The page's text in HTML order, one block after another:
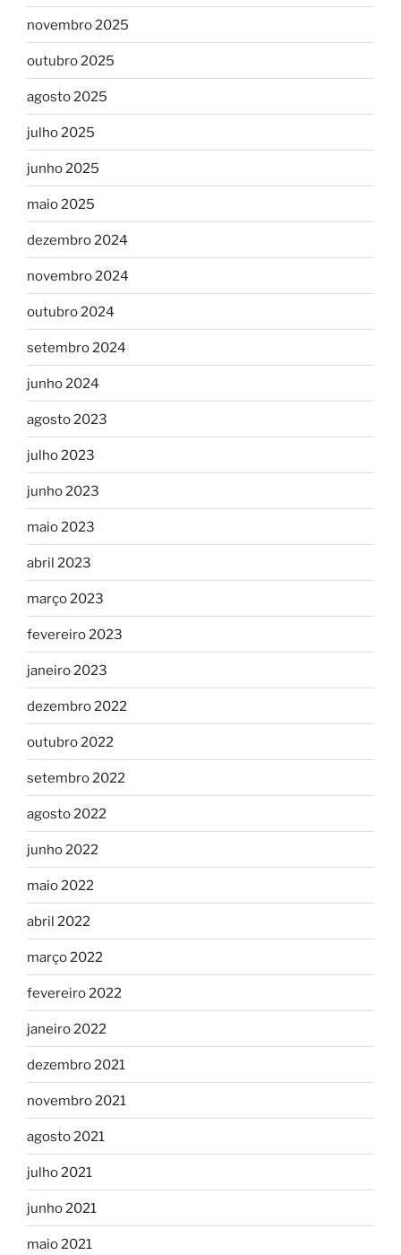
novembro 2025
outubro 2025
agosto 2025
julho 2025
junho 2025
maio 2025
dezembro 2024
novembro 2024
outubro 2024
setembro 2024
junho 2024
agosto 2023
julho 2023
junho 2023
maio 2023
abril 2023
março 2023
fevereiro 2023
janeiro 2023
dezembro 2022
outubro 2022
setembro 2022
agosto 2022
junho 2022
maio 2022
abril 2022
março 2022
fevereiro 2022
janeiro 2022
dezembro 2021
novembro 2021
agosto 2021
julho 2021
junho 2021
maio 2021